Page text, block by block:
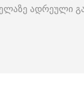
ადრეული